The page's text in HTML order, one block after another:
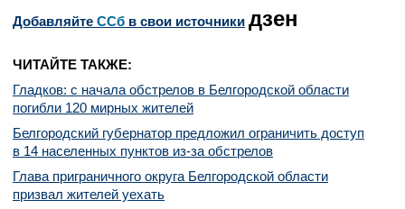
Добавляйте CСб в свои источники дзен
ЧИТАЙТЕ ТАКЖЕ:
Гладков: с начала обстрелов в Белгородской области
погибли 120 мирных жителей
Белгородский губернатор предложил ограничить доступ
в 14 населенных пунктов из-за обстрелов
Глава приграничного округа Белгородской области
призвал жителей уехать